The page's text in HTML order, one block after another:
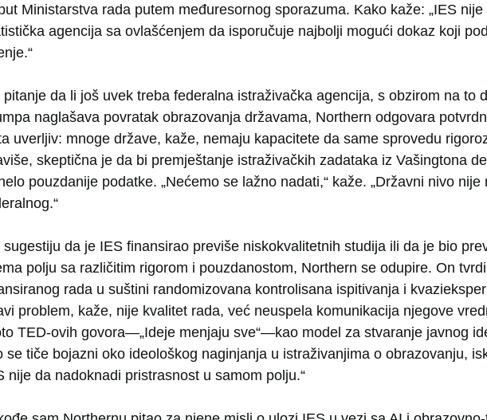
Ministarstva rada putem međuresornog sporazuma. Kako kaže: „IES
agencija sa ovlašćenjem da isporučuje najbolji mogući dokaz koji
pitanje da li još uvek treba federalna istraživačka agencija, s obzirom na to
naglašava povratak obrazovanja državama, Northern odgovara
uverljiv: mnoge države, kaže, nemaju kapacitete da same sprovedu
skeptična je da bi premještanje istraživačkih zadataka iz Vašingtona
pouzdanije podatke. „Nećemo se lažno nadati,“ kaže. „Državni nivo nije
sugestiju da je IES finansirao previše niskokvalitetnih studija ili da je bio
polju sa različitim rigorom i pouzdanostom, Northern se odupire. On
rada u suštini randomizovana kontrolisana ispitivanja i
problem, kaže, nije kvalitet rada, već neuspela komunikacija njegove
TED-ovih govora—„Ideje menjaju sve“—kao model za stvaranje javnog
se tiče bojazni oko ideološkog naginjanja u istraživanjima o obrazovanju,
nije da nadoknadi pristrasnost u samom polju.“